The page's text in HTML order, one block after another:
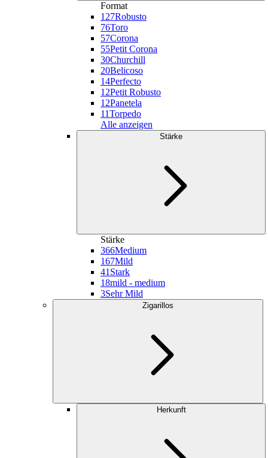
Format
127Robusto
76Toro
57Corona
55Petit Corona
30Churchill
20Belicoso
14Perfecto
12Petit Robusto
12Panetela
11Torpedo
Alle anzeigen
Stärke
Stärke
366Medium
167Mild
41 Stark
18mild - medium
3Sehr Mild
Zigarillos
Herkunft